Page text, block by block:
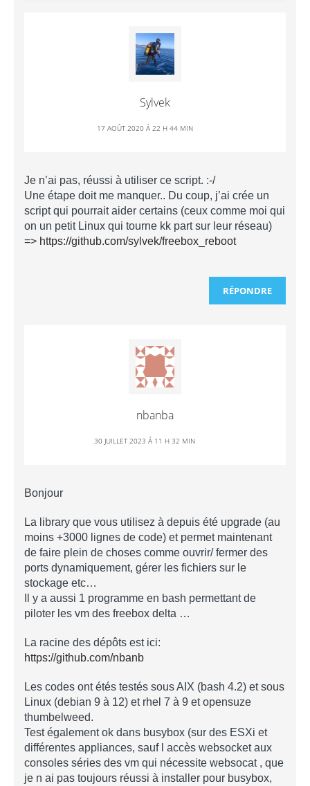
Sylvek
17 AOÛT 2020 Á 22 H 44 MIN
Je n’ai pas, réussi à utiliser ce script. :-/
Une étape doit me manquer.. Du coup, j’ai crée un
script qui pourrait aider certains (ceux comme moi qui
on un petit Linux qui tourne kk part sur leur réseau)
=> https://github.com/sylvek/freebox_reboot
RÉPONDRE
nbanba
30 JUILLET 2023 Á 11 H 32 MIN
Bonjour
La library que vous utilisez à depuis été upgrade (au
moins +3000 lignes de code) et permet maintenant
de faire plein de choses comme ouvrir/ fermer des
ports dynamiquement, gérer les fichiers sur le
stockage etc…
Il y a aussi 1 programme en bash permettant de
piloter les vm des freebox delta …
La racine des dépôts est ici:
https://github.com/nbanb
Les codes ont étés testés sous AIX (bash 4.2) et sous
Linux (debian 9 à 12) et rhel 7 à 9 et opensuze
thumbelweed.
Test également ok dans busybox (sur des ESXi et
différentes appliances, sauf l accès websocket aux
consoles séries des vm qui nécessite websocat , que
je n ai pas toujours réussi à installer pour busybox,